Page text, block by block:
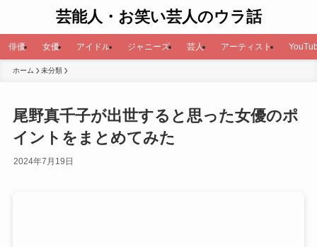
芸能人・お笑い芸人のウラ話
俳優 女優 アイドル ジャニーズ 芸人 アーティスト
ホーム 未分類
尾野真千子が出世すると思った女優のポ
イントをまとめてみた
2024年7月19日